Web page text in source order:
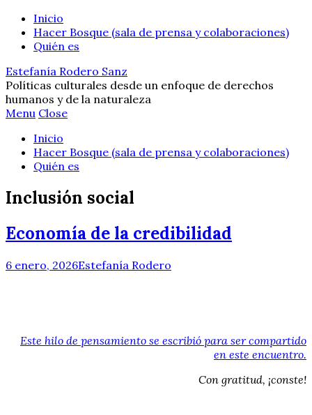
Inicio
Hacer Bosque (sala de prensa y colaboraciones)
Quién es
Estefanía Rodero Sanz
Políticas culturales desde un enfoque de derechos
humanos y de la naturaleza
Menu Close
Inicio
Hacer Bosque (sala de prensa y colaboraciones)
Quién es
Inclusión social
Economía de la credibilidad
6 enero, 2026Estefanía Rodero
Este hilo de pensamiento se escribió para ser compartido
en este encuentro.
Con gratitud, ¡conste!